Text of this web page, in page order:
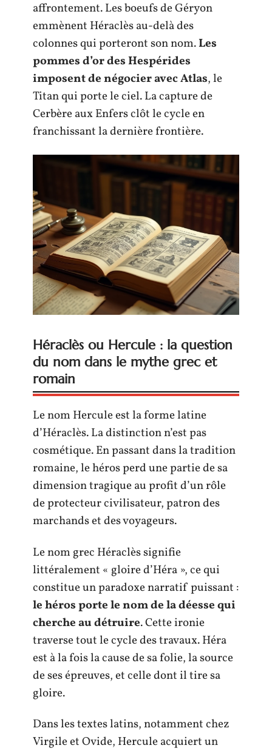
affrontement. Les boeufs de Géryon
emmènent Héraclès au-delà des
colonnes qui porteront son nom.Les
pommes d’or des Hespérides
imposent de négocier avec Atlas, le
Titan qui porte le ciel. La capture de
Cerbère aux Enfers clôt le cycle en
franchissant la dernière frontière.
Héraclès ou Hercule : la question
du nom dans le mythe grec et
romain
Le nom Hercule est la forme latine
d’Héraclès. La distinction n’est pas
cosmétique. En passant dans la tradition
romaine, le héros perd une partie de sa
dimension tragique au profit d’un rôle
de protecteur civilisateur, patron des
marchands et des voyageurs.
Le nom grec Héraclès signifie
littéralement « gloire d’Héra », ce qui
constitue un paradoxe narratif puissant :
le héros porte le nom de la déesse qui
cherche au détruire. Cette ironie
traverse tout le cycle des travaux. Héra
est à la fois la cause de sa folie, la source
de ses épreuves, et celle dont il tire sa
gloire.
Dans les textes latins, notamment chez
Virgile et Ovide, Hercule acquiert un